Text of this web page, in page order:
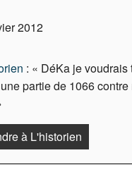
2012
: « DéKa je voudrais
partie de 1066 contre
à L'historien